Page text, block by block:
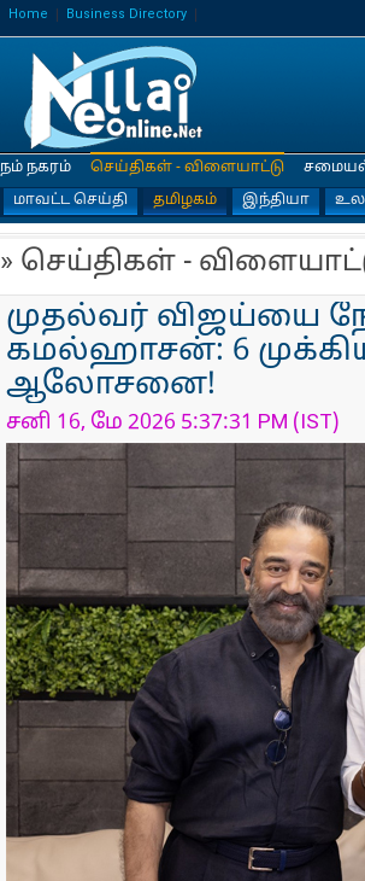
Home Business Directory
நம் நகரம்
செய்திகள் - விளையாட்டு
மாவட்ட செய்தி
தமிழகம் இந்தியா
» செய்திகள் -
முதல்வர் விஜய்யை
கமல்ஹாசன்: 6
ஆலோசனை!
சனி 16, மே 2026 5:37:31 PM (IST)